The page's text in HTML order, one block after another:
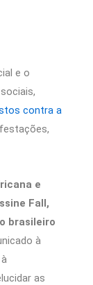
e o
contra a
e
Fall,
brasileiro
à
as